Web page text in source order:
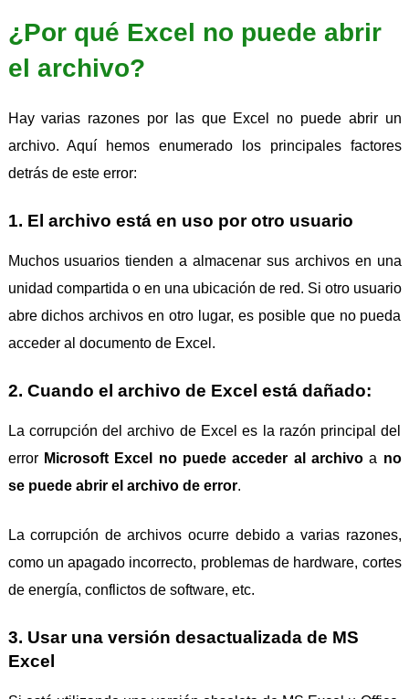
¿Por qué Excel no puede abrir
el archivo?
Hay varias razones por las que Excel no puede abrir un
archivo. Aquí hemos enumerado los principales factores
detrás de este error:
1. El archivo está en uso por otro usuario
Muchos usuarios tienden a almacenar sus archivos en una
unidad compartida o en una ubicación de red. Si otro usuario
abre dichos archivos en otro lugar, es posible que no pueda
acceder al documento de Excel.
2. Cuando el archivo de Excel está dañado:
La corrupción del archivo de Excel es la razón principal del
error Microsoft Excel no puede acceder al archivoa no
se puede abrir el archivo de error.
La corrupción de archivos ocurre debido a varias razones,
como un apagado incorrecto, problemas de hardware, cortes
de energía, conflictos de software, etc.
3. Usar una versión desactualizada de MS
Excel